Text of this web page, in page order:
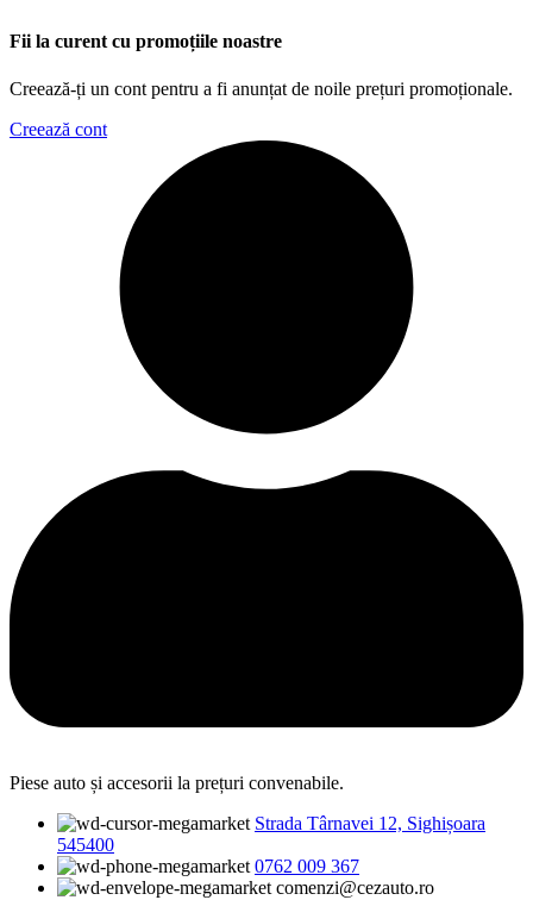
Fii la curent cu promoțiile noastre
Creează-ți un cont pentru a fi anunțat de noile prețuri promoționale.
Creează cont
Piese auto și accesorii la prețuri convenabile.
Strada Târnavei 12, Sighișoara
545400
0762 009 367
comenzi@cezauto.ro